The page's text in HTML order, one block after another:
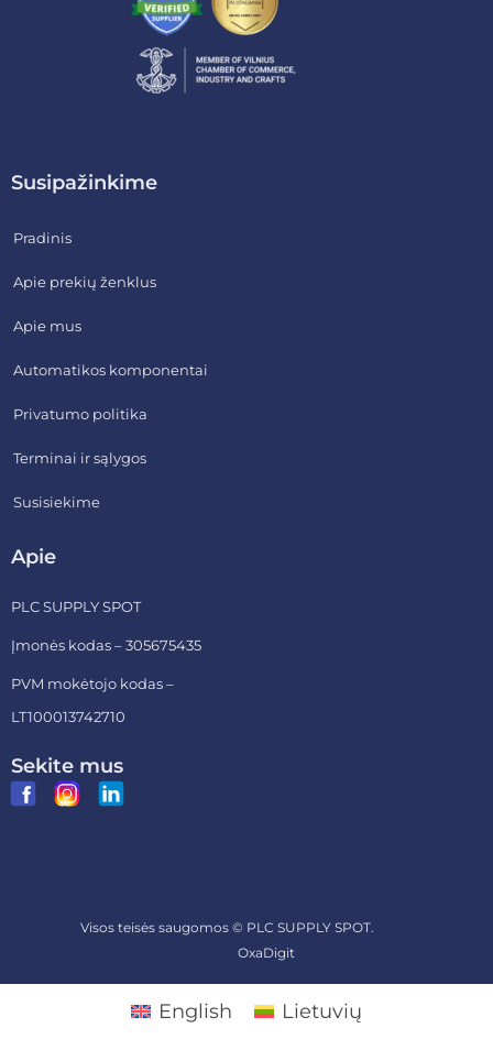
Susipažinkime
Pradinis
Apie prekių ženklus
Apie mus
Automatikos komponentai
Privatumo politika
Terminai ir sąlygos
Susisiekime
Apie
PLC SUPPLY SPOT
Įmonės kodas – 305675435
PVM mokėtojo kodas –
LT100013742710
Sekite mus
Visos teisės saugomos © PLC SUPPLY SPOT.
OxaDigit
English Lietuvių